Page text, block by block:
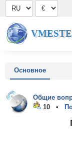
Основное
Общие
10 •